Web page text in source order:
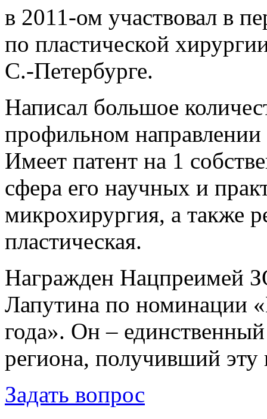
в 2011-ом участвовал в
по пластической
С.-Петербурге.
Написал большое
профильном направлении
Имеет патент на 1
сфера его научных и
микрохирургия, а также
пластическая.
Награжден
Лапутина по номинации
года». Он –
региона, получивший
Задать вопрос